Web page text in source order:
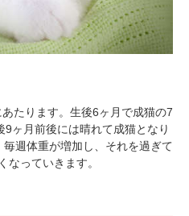
たります。生後6ヶ月で成猫の7
ヶ月前後には晴れて成猫となり
週体重が増加し、それを過ぎて
なっていきます。